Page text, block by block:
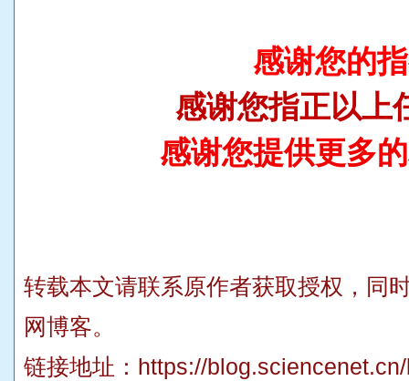
感谢您的
感谢您指正以上
感谢您提供更多
转载本文请联系原作者获取授权，同
网博客。
链接地址： https://